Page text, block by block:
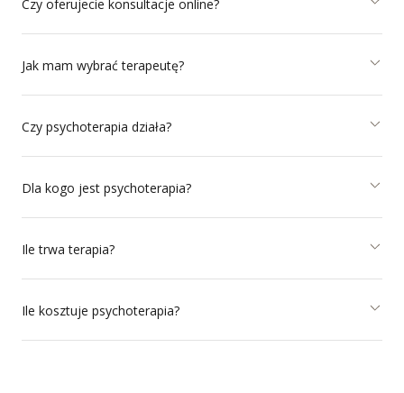
Czy oferujecie konsultacje online?
Jak mam wybrać terapeutę?
Czy psychoterapia działa?
Dla kogo jest psychoterapia?
Ile trwa terapia?
Ile kosztuje psychoterapia?